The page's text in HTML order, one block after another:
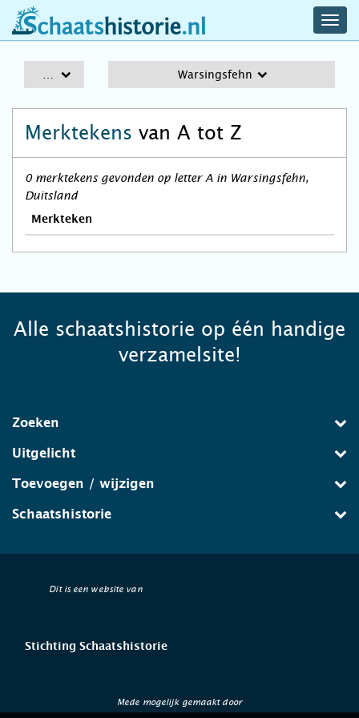
schaatshistorie.nl
Warsingsfehn
Merktekens van A tot Z
0 merktekens gevonden op letter A in Warsingsfehn,
Duitsland
Merkteken
Alle schaatshistorie op één handige
verzamelsite!
Zoeken
Uitgelicht
Toevoegen / wijzigen
Schaatshistorie
Dit is een website van
Stichting Schaatshistorie
Mede mogelijk gemaakt door